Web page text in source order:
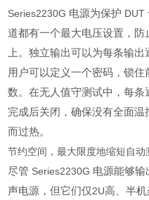
Series2230G 电源为保护 DUT
道都有一个最大电压设置，
上。独立输出可以为每条输
用户可以定义一个密码，锁
数。在无人值守测试中，每
完成后关闭，确保没有全面温
而过热。
节约空间，最大限度地缩短自
尽管 Series2230G 电源能够输
声电源，但它们仅2U高、半